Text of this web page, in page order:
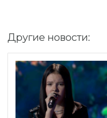
Другие новости: